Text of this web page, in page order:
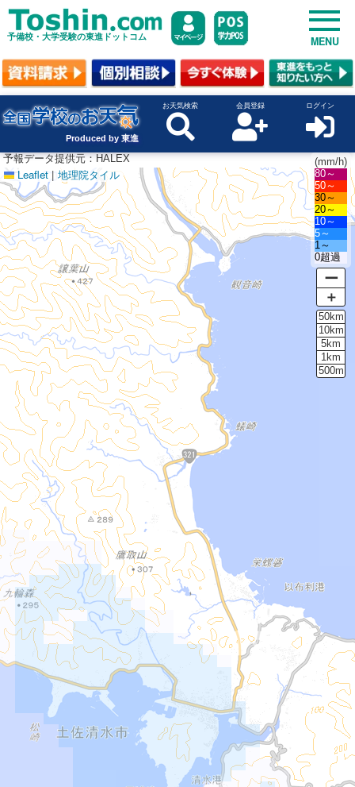
予備校・大学受験の東進ドットコム MENU
Produced by 東進
お天気検索 会員登録 ログイン
Leaflet | 地理院タイル
(mm/h)
80～
50～
30～
20～
10～
5～
1～
0超過
ー
＋
50km
10km
5km
1km
500m
予報データ提供元：HALEX